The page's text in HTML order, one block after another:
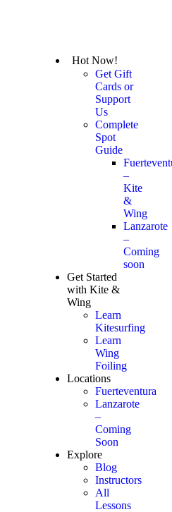
Hot Now!
Get Gift
Cards or
Support
Us
Complete
Spot
Guide
–
Kite
&
Wing
Lanzarote
–
Coming
soon
Get Started
with Kite &
Wing
Learn
Kitesurfing
Learn
Wing
Foiling
Locations
Fuerteventura
Lanzarote
–
Coming
Soon
Explore
Blog
Instructors
All
Lessons